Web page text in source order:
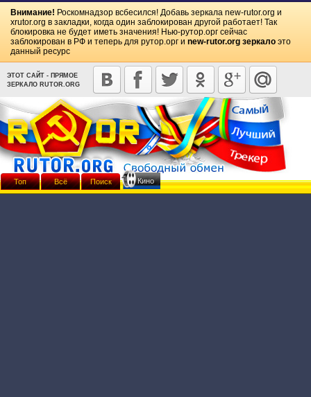
Внимание! Роскомнадзор всбесился! Добавь зеркала new-rutor.org и
xrutor.org в закладки, когда один заблокирован другой работает! Так
блокировка не будет иметь значения! Нью-рутор.орг сейчас
заблокирован в РФ и теперь для рутор.орг и new-rutor.org зеркало это
данный ресурс
ЭТОТ САЙТ - ПРЯМОЕ
ЗЕРКАЛО RUTOR.ORG